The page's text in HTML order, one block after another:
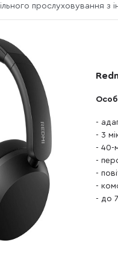
прослуховування
-
- 3
- 40-
-
-
-
- до